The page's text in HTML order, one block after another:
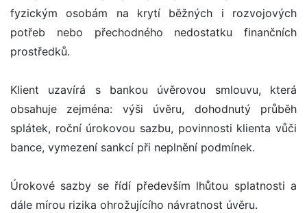
fyzickým osobám na krytí běžných i rozvojových
potřeb nebo přechodného nedostatku finančních
prostředků.
Klient uzavírá s bankou úvěrovou smlouvu, která
obsahuje zejména: výši úvěru, dohodnutý průběh
splátek, roční úrokovou sazbu, povinnosti klienta vůči
bance, vymezení sankcí při neplnění podmínek.
Úrokové sazby se řídí především lhůtou splatnosti a
dále mírou rizika ohrožujícího návratnost úvěru.